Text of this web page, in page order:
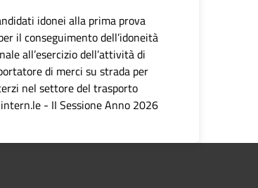
idonei alla prima prova
il conseguimento dell’idoneità
all’esercizio dell’attività di
di merci su strada per
nel settore del trasporto
- II Sessione Anno 2026